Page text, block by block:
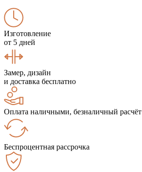
Изготовление
от 5 дней
Замер, дизайн
и доставка бесплатно
Оплата наличными, безналичный расчёт
Беспроцентная рассрочка